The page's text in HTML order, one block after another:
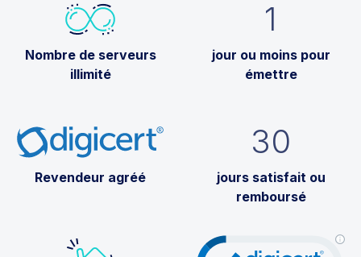
Nombre de serveurs
illimité
1
jour ou moins pour
émettre
Revendeur agréé
30
jours satisfait ou
remboursé